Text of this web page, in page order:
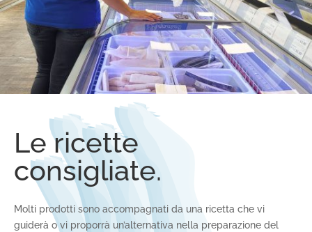
Le ricette
consigliate.
Molti prodotti sono accompagnati da una ricetta che vi
guiderà o vi proporrà un’alternativa nella preparazione del